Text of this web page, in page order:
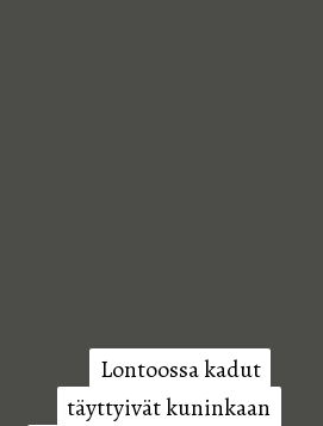
Lontoossa kadut
täyttyivät kuninkaan
Lontoossa kadut
täyttyivät kuninkaan